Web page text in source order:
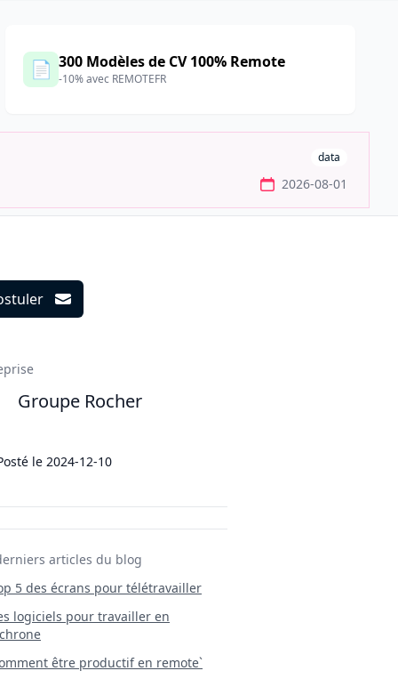
📄 300 Modèles de CV 100% Remote
-10% avec REMOTEFR
data
2026-08-01
Groupe Rocher
le 2024-12-10
articles du blog
5 des écrans pour télétravailler
logiciels pour travailler en
être productif en remote`